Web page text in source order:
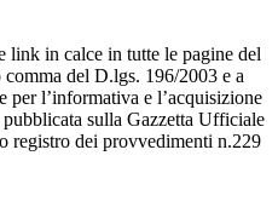
link in calce in tutte le pagine del
comma del D.lgs. 196/2003 e a
per l’informativa e l’acquisizione
sulla Gazzetta Ufficiale
registro dei provvedimenti n.229